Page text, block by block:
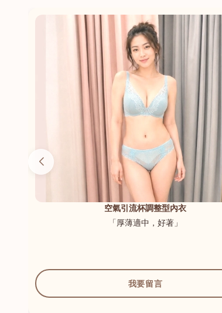
空氣引流杯調整型內衣
「厚薄適中，好著」
我要留言